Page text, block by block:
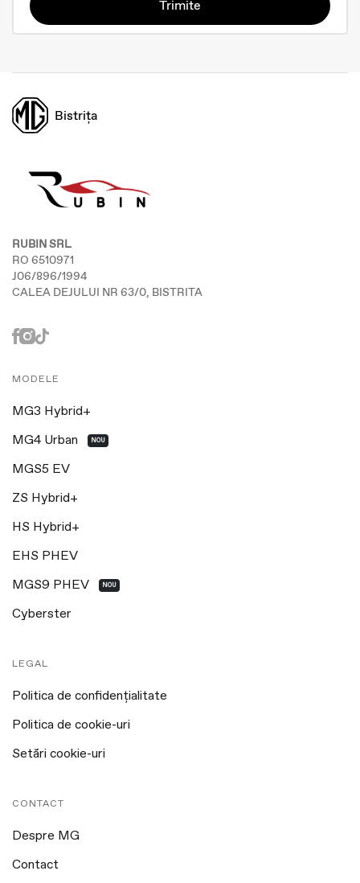
Trimite
Bistrița
RUBIN SRL
RO 6510971
J06/896/1994
CALEA DEJULUI NR 63/0, BISTRITA
MODELE
MG3 Hybrid+
MG4 Urban NOU
MGS5 EV
ZS Hybrid+
HS Hybrid+
EHS PHEV
MGS9 PHEV NOU
Cyberster
LEGAL
Politica de confidențialitate
Politica de cookie-uri
Setări cookie-uri
CONTACT
Despre MG
Contact